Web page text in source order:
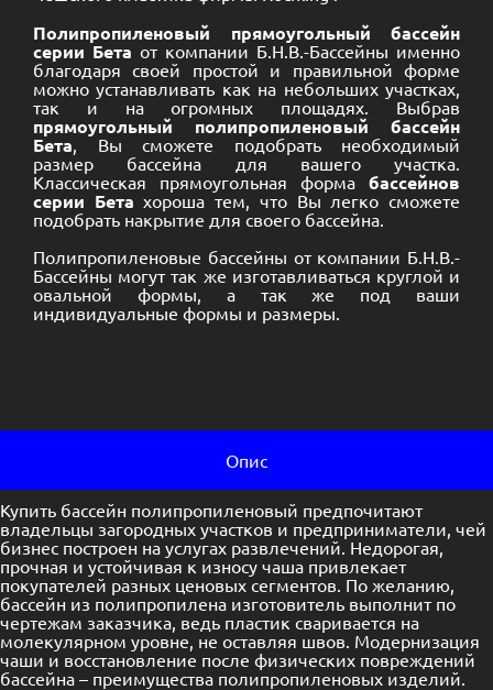
Полипропиленовый прямоугольный бассейн
серии Бета от компании Б.Н.В.-Бассейны именно
благодаря своей простой и правильной форме
можно устанавливать как на небольших участках,
так и на огромных площадях. Выбрав
прямоугольный полипропиленовый бассейн
Бета , Вы сможете подобрать необходимый
размер бассейна для вашего участка.
Классическая прямоугольная форма бассейнов
серии Бета хороша тем, что Вы легко сможете
подобрать накрытие для своего бассейна.
Полипропиленовые бассейны от компании Б.Н.В.-
Бассейны могут так же изготавливаться круглой и
овальной формы, а так же под ваши
индивидуальные формы и размеры.
Опис
Купить бассейн полипропиленовый предпочитают
владельцы загородных участков и предприниматели, чей
бизнес построен на услугах развлечений. Недорогая,
прочная и устойчивая к износу чаша привлекает
покупателей разных ценовых сегментов. По желанию,
бассейн из полипропилена изготовитель выполнит по
чертежам заказчика, ведь пластик сваривается на
молекулярном уровне, не оставляя швов. Модернизация
чаши и восстановление после физических повреждений
бассейна – преимущества полипропиленовых изделий.